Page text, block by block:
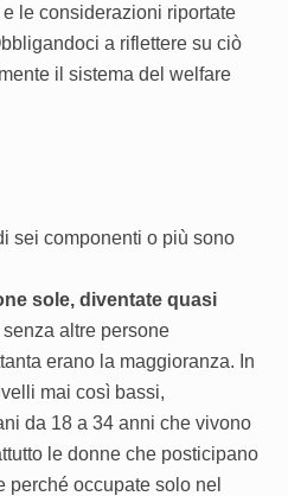
e le considerazioni riportate
a riflettere su ciò
il sistema del welfare
sei componenti o più sono
sole, diventate quasi
altre persone
erano la maggioranza. In
mai così bassi,
da 18 a 34 anni che vivono
le donne che posticipano
perché occupate solo nel